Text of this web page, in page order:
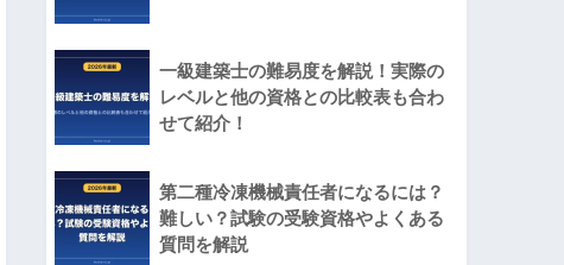
一級建築士の難易度を解説！実際の
レベルと他の資格との比較表も合わ
せて紹介！
第二種冷凍機械責任者になるには？
難しい？試験の受験資格やよくある
質問を解説